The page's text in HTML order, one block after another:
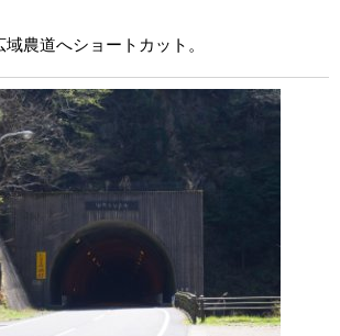
農道へショートカット。